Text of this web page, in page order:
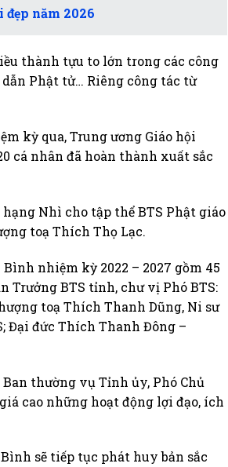
năm 2026
thành tựu to lớn trong các công
Phật tử… Riêng công tác từ
kỳ qua, Trung ương Giáo hội
cá nhân đã hoàn thành xuất sắc
Nhì cho tập thể BTS Phật giáo
toạ Thích Thọ Lạc.
nhiệm kỳ 2022 – 2027 gồm 45
BTS tỉnh, chư vị Phó BTS:
toạ Thích Thanh Dũng, Ni sư
Đại đức Thích Thanh Đông –
thường vụ Tỉnh ủy, Phó Chủ
cao những hoạt động lợi đạo, ích
sẽ tiếp tục phát huy bản sắc